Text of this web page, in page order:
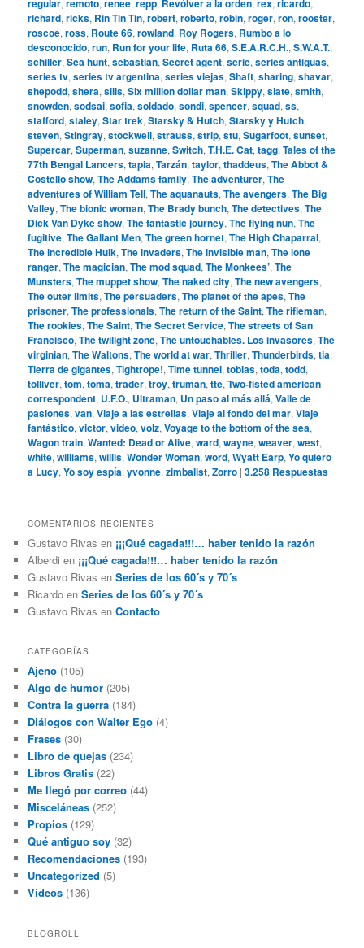
richard,ricks, Rin Tin Tin,robert,roberto,robin,roger,ron,rooster,
roscoe,ross, Route 66,rowland, Roy Rogers, Rumbo a lo
desconocido,run, Run for your life, Ruta 66,S.E.A.R.C.H.,S.W.A.T.,
schiller,Sea hunt,sebastian,Secret agent,serie,series antiguas,
series tv,series tv argentina,series viejas,Shaft,sharing,shavar,
shepodd,shera,sills,Six million dollar man,Skippy,slate,smith,
snowden,sodsai,sofia,soldado,sondi,spencer,squad,ss,
stafford,staley,Star trek,Starsky & Hutch,Starsky y Hutch,
steven,Stingray,stockwell,strauss,strip,stu,Sugarfoot,sunset,
Supercar,Superman,suzanne,Switch,T.H.E. Cat,tagg,Tales of the
77th Bengal Lancers,tapia,Tarzán,taylor,thaddeus,The Abbot &
Costello show,The Addams family,The adventurer,The
adventures of William Tell,The aquanauts,The avengers,The Big
Valley,The bionic woman,The Brady bunch,The detectives,The
Dick Van Dyke show,The fantastic journey,The flying nun,The
fugitive,The Gallant Men,The green hornet,The High Chaparral,
The incredible Hulk,The invaders,The invisible man,The lone
ranger,The magician,The mod squad,The Monkees’,The
Munsters,The muppet show,The naked city,The new avengers,
The outer limits,The persuaders,The planet of the apes,The
prisoner,The professionals,The return of the Saint,The rifleman,
The rookies,The Saint,The Secret Service,The streets of San
Francisco,The twilight zone,The untouchables. Los invasores,The
virginian,The Waltons,The world at war,Thriller,Thunderbirds,tia,
Tierra de gigantes,Tightrope!,Time tunnel,tobias,toda,todd,
tolliver,tom,toma,trader,troy,truman,tte,Two-fisted american
correspondent, U.F.O., Ultraman, Un paso al más allá,Valle de
pasiones,van,Viaje a las estrellas,Viaje al fondo del mar,Viaje
fantástico,victor,video,volz,Voyage to the bottom of the sea,
Wagon train,Wanted: Dead or Alive,ward,wayne,weaver,west,
white,williams,willis,Wonder Woman,word,Wyatt Earp,Yo quiero
a Lucy,Yo soy espía,yvonne,zimbalist,Zorro |3.258 Respuestas
COMENTARIOS RECIENTES
Gustavo Rivas en ¡¡¡Qué cagada!!!… haber tenido la razón
Alberdi en ¡¡¡Qué cagada!!!… haber tenido la razón
Gustavo Rivas enSeries de los 60´s y 70´s
Ricardo enSeries de los 60´s y 70´s
Gustavo Rivas enContacto
CATEGORÍAS
Ajeno (105)
Algo de humor (205)
Contra la guerra (184)
Diálogos con Walter Ego (4)
Frases (30)
Libro de quejas (234)
Libros Gratis (22)
Me llegó por correo (44)
Misceláneas (252)
Propios (129)
Qué antiguo soy (32)
Recomendaciones (193)
Uncategorized (5)
Videos (136)
BLOGROLL